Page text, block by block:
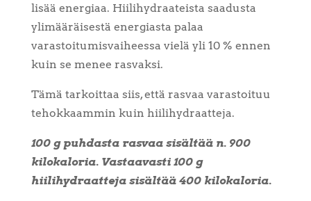
lisää energiaa. Hiilihydraateista saadusta
ylimääräisestä energiasta palaa
varastoitumisvaiheessa vielä yli 10 % ennen
kuin se menee rasvaksi.
Tämä tarkoittaa siis, että rasvaa varastoituu
tehokkaammin kuin hiilihydraatteja.
100 g puhdasta rasvaa sisältää n. 900
kilokaloria. Vastaavasti 100 g
hiilihydraatteja sisältää 400 kilokaloria.